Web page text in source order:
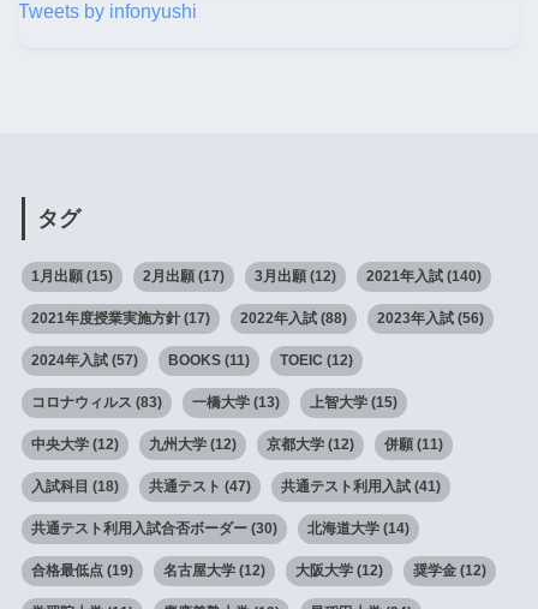
Tweets by infonyushi
タグ
1月出願(15) 2月出願(17) 3月出願(12) 2021年入試(140)
2021年度授業実施方針(17) 2022年入試(88) 2023年入試(56)
2024年入試(57) BOOKS(11) TOEIC (12)
コロナウィルス (83) 一橋大学(13) 上智大学(15)
中央大学(12) 九州大学(12) 京都大学(12) 併願(11)
入試科目 (18) 共通テスト (47) 共通テスト利用入試(41)
共通テスト利用入試合否ボーダー(30) 北海道大学(14)
合格最低点(19) 名古屋大学(12) 大阪大学(12) 奨学金(12)